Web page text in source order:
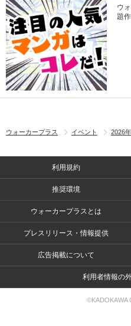
ウ
題
ウォーカープラス イベント 2026
利用規約
推奨環境
ウォーカープラスとは
プレスリリース・情報提供
広告掲載について
利用者情報の
©KADOKAWA